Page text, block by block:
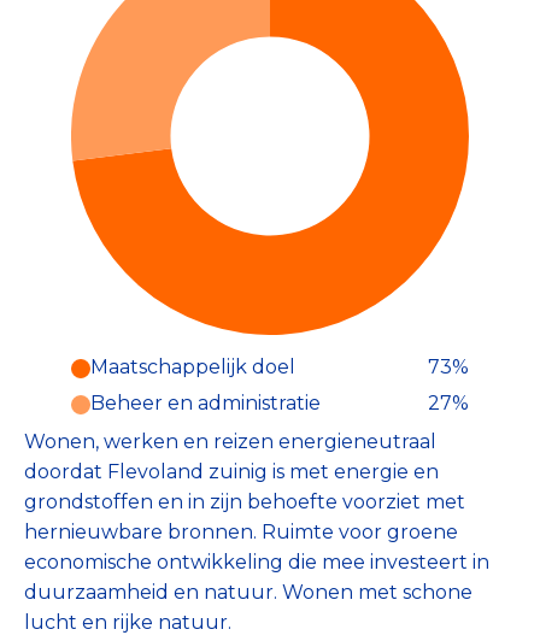
Maatschappelijk doel
73%
Beheer en administratie
27%
Wonen, werken en reizen energieneutraal
doordat Flevoland zuinig is met energie en
grondstoffen en in zijn behoefte voorziet met
hernieuwbare bronnen. Ruimte voor groene
economische ontwikkeling die mee investeert in
duurzaamheid en natuur. Wonen met schone
lucht en rijke natuur.